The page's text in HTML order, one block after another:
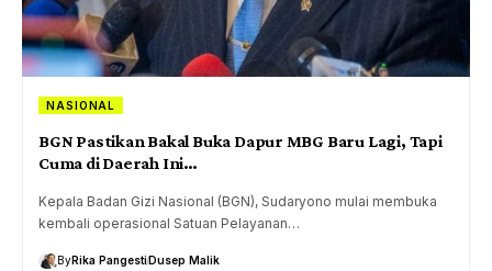
NASIONAL
BGN Pastikan Bakal Buka Dapur MBG Baru Lagi, Tapi
Cuma di Daerah Ini…
Kepala Badan Gizi Nasional (BGN), Sudaryono mulai membuka
kembali operasional Satuan Pelayanan…
ByRika PangestiDusep Malik